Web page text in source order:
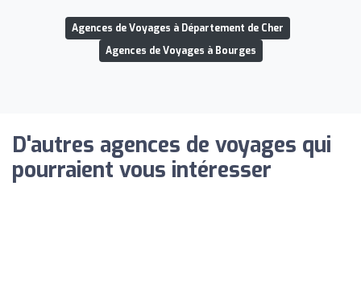
Agences de Voyages à Département de Cher
Agences de Voyages à Bourges
D'autres agences de voyages qui
pourraient vous intéresser